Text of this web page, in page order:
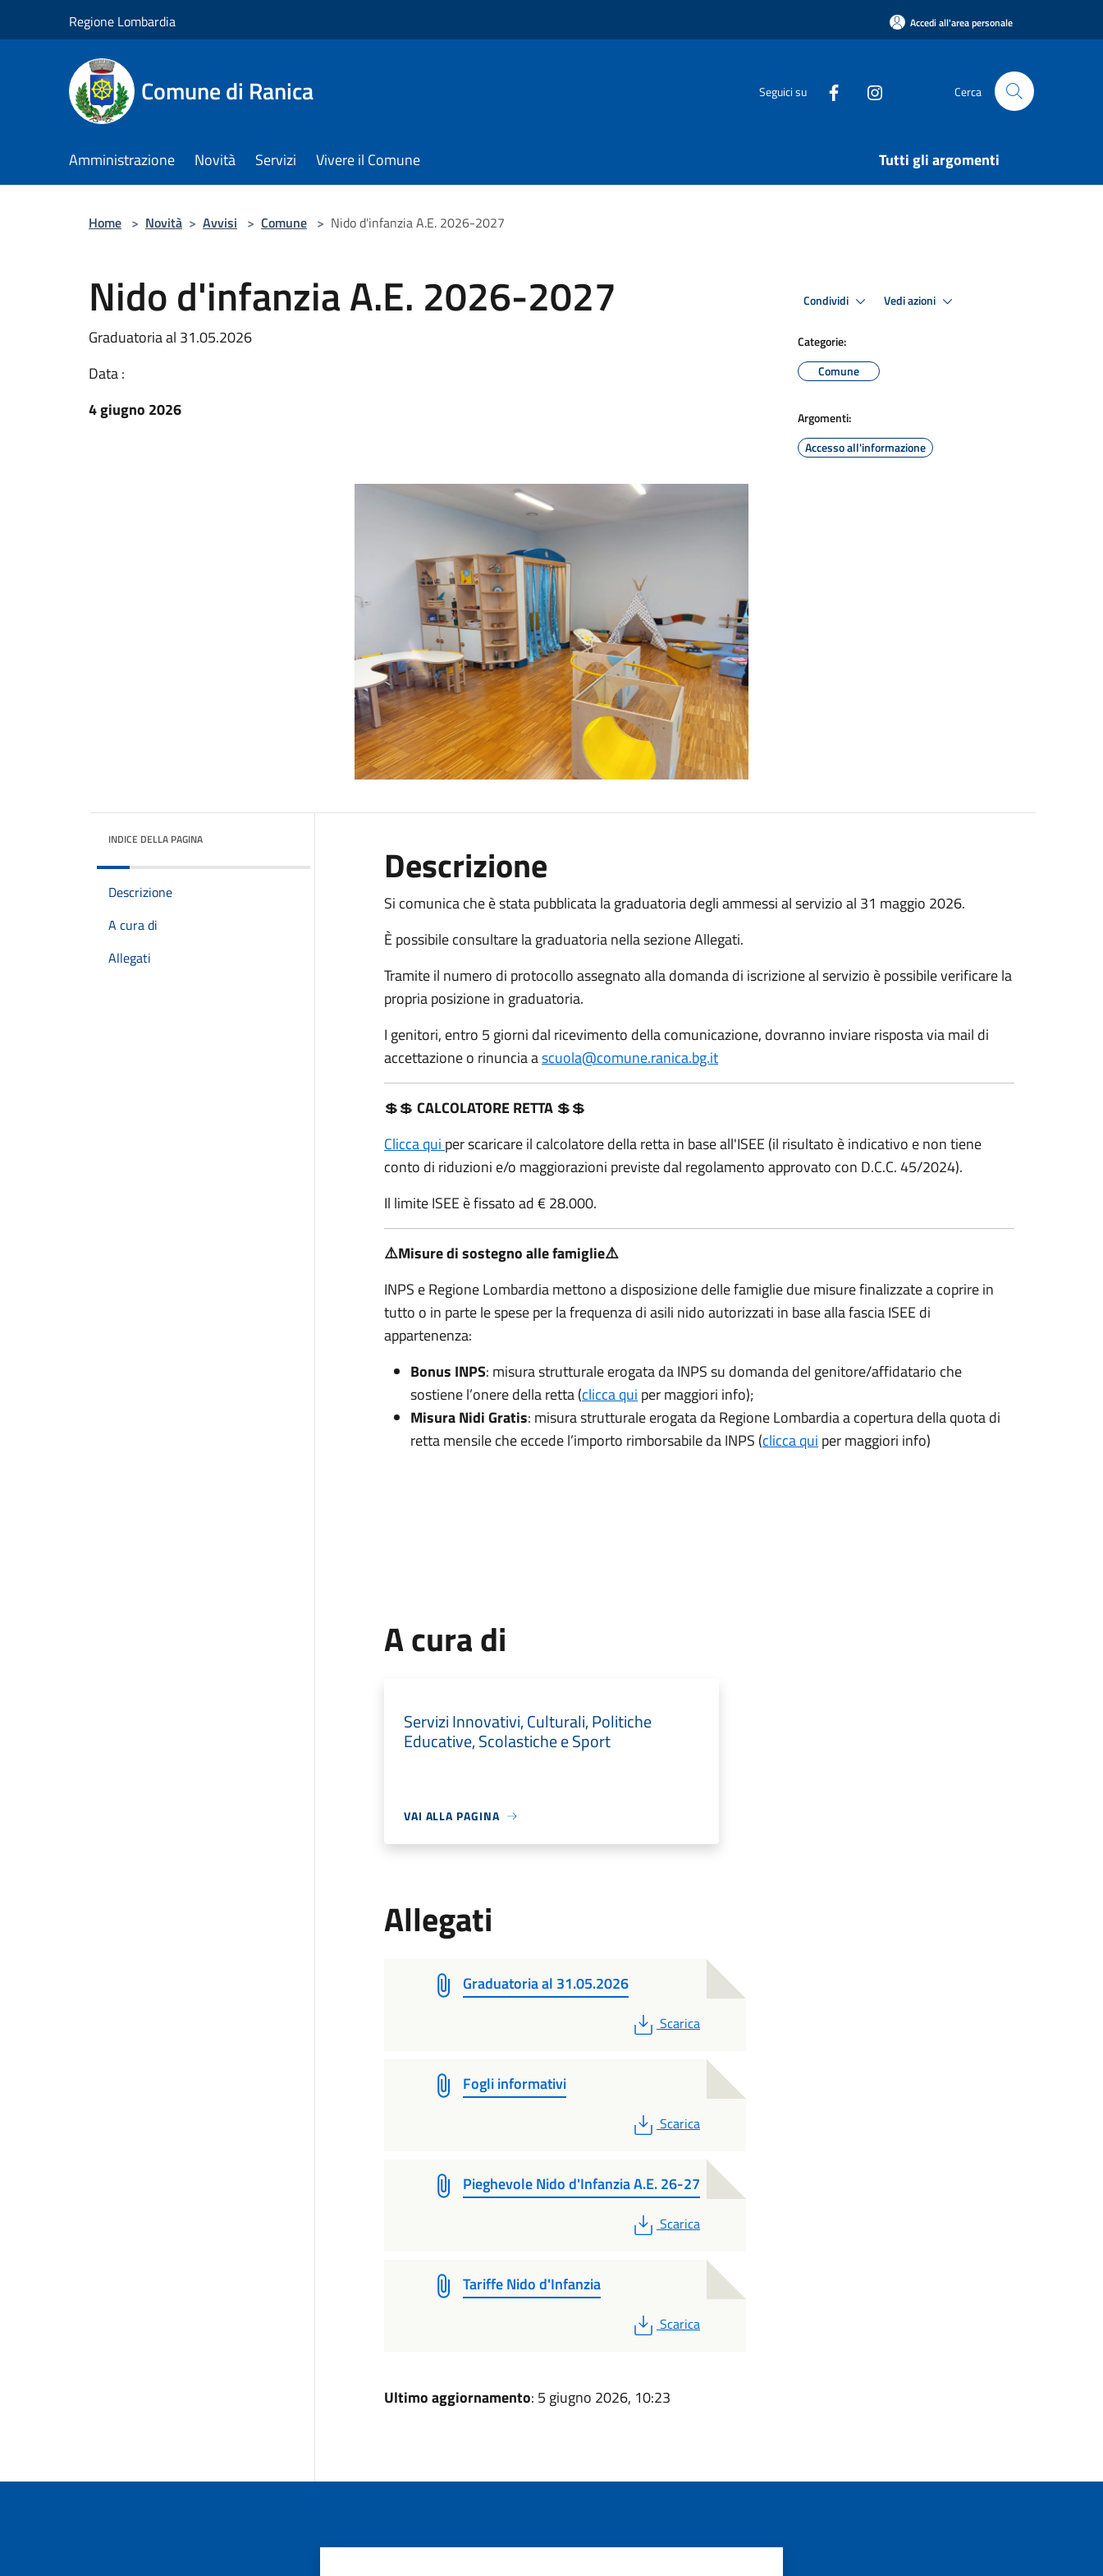
Regione Lombardia Accedi all'area personale
Comune di Ranica Seguici su Cerca
Amministrazione Novità Servizi Vivere il Comune Tutti gli argomenti
Home > Novità > Avvisi > Comune > Nido d'infanzia A.E. 2026-2027
Nido d'infanzia A.E. 2026-2027
Graduatoria al 31.05.2026
Data :
4 giugno 2026
Condividi Vedi azioni
Categorie:
Comune
Argomenti:
Accesso all'informazione
INDICE DELLA PAGINA
Descrizione
A cura di
Allegati
Descrizione
Si comunica che è stata pubblicata la graduatoria degli ammessi al servizio al 31 maggio 2026.
È possibile consultare la graduatoria nella sezione Allegati.
Tramite il numero di protocollo assegnato alla domanda di iscrizione al servizio è possibile verificare la
propria posizione in graduatoria.
I genitori, entro 5 giorni dal ricevimento della comunicazione, dovranno inviare risposta via mail di
accettazione o rinuncia ascuola@comune.ranica.bg.it
💲💲 CALCOLATORE RETTA💲💲
Clicca qui per scaricare il calcolatore della retta in base all'ISEE (il risultato è indicativo e non tiene
conto di riduzioni e/o maggiorazioni previste dal regolamento approvato con D.C.C. 45/2024).
Il limite ISEE è fissato ad € 28.000.
⚠️Misure di sostegno alle famiglie⚠️
INPS e Regione Lombardia mettono a disposizione delle famiglie due misure finalizzate a coprire in
tutto o in parte le spese per la frequenza di asili nido autorizzati in base alla fascia ISEE di
appartenenza:
Bonus INPS: misura strutturale erogata da INPS su domanda del genitore/affidatario che
sostiene l’onere della retta (clicca qui per maggiori info);
Misura Nidi Gratis: misura strutturale erogata da Regione Lombardia a copertura della quota di
retta mensile che eccede l’importo rimborsabile da INPS (clicca qui per maggiori info)
A cura di
Servizi Innovativi, Culturali, Politiche
Educative, Scolastiche e Sport
VAI ALLA PAGINA
Allegati
Graduatoria al 31.05.2026
PDF
Scarica
Fogli informativi
PDF
Scarica
Pieghevole Nido d'Infanzia A.E. 26-27
PDF
Scarica
Tariffe Nido d'Infanzia
PDF
Scarica
Ultimo aggiornamento: 5 giugno 2026, 10:23